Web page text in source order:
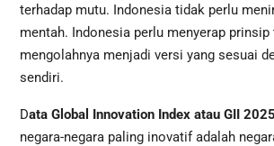
terhadap mutu. Indonesia tidak perlu
mentah. Indonesia perlu menyerap prinsip
mengolahnya menjadi versi yang sesuai
sendiri.
Data Global Innovation Index atau GII 2025
negara-negara paling inovatif adalah